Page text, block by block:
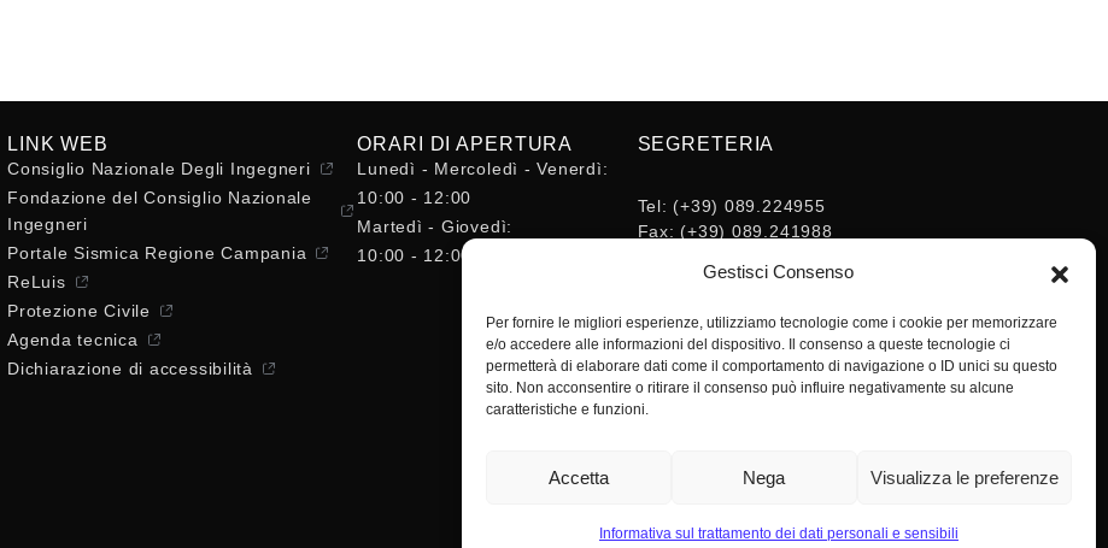
Gestisci Consenso
Per fornire le migliori esperienze, utilizziamo tecnologie come i cookie per memorizzare
e/o accedere alle informazioni del dispositivo. Il consenso a queste tecnologie ci
permetterà di elaborare dati come il comportamento di navigazione o ID unici su questo
sito. Non acconsentire o ritirare il consenso può influire negativamente su alcune
caratteristiche e funzioni.
Accetta Nega Visualizza le preferenze
Informativa sul trattamento dei dati personali e sensibili
LINK WEB
Consiglio Nazionale Degli Ingegneri
Fondazione del Consiglio Nazionale
Ingegneri
Portale Sismica Regione Campania
ReLuis
Protezione Civile
Agenda tecnica
Dichiarazione di accessibilità
ORARI DI APERTURA
Lunedì - Mercoledì - Venerdì:
10:00 - 12:00
Martedì - Giovedì:
10:00 - 12:00 / 14:30 - 16:30
SEGRETERIA
Tel: (+39) 089.224955
Fax: (+39) 089.241988
segreteria@ordineingsa.it
segreteria.ordine@ordingsa.it
SOCIAL